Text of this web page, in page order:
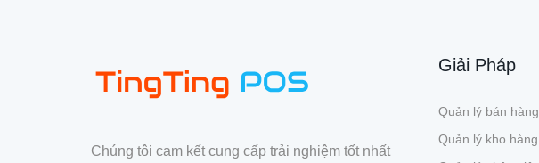
Chúng tôi cam kết cung cấp trải nghiệm tốt nhất
Giải Pháp
Quản lý bán hàng
Quản lý kho hàng